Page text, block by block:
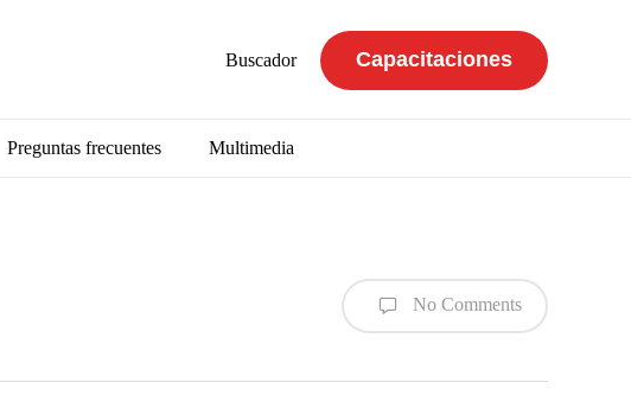
Buscador Capacitaciones
Preguntas frecuentes Multimedia
No Comments